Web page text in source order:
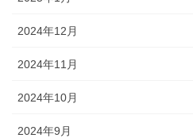
2024年12月
2024年11月
2024年10月
2024年9月